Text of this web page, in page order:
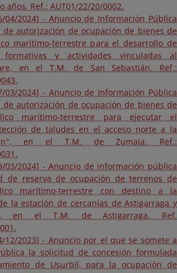
años. Ref.: AUT01/22/20/0002.
04/2024] - Anuncio de Información Pública
autorización de ocupación de bienes de
marítimo-terrestre para el desarrollo de
formativas y actividades vinculadas al
en el T.M. de San Sebastián. Ref.:
03/2024] - Anuncio de Información Pública
autorización de ocupación de bienes de
marítimo-terrestre para ejecutar el
de taludes en el acceso norte a la
en el T.M. de Zumaia. Ref.:
03/2024] - Anuncio de información pública
de reserva de ocupación de terrenos de
marítimo-terrestre con destino a la
la estación de cercanías de Astigarraga y
en el T.M. de Astigarraga. Ref.
12/2023] - Anuncio por el que se somete a
la solicitud de concesión formulada
de Usurbil, para la ocupación de